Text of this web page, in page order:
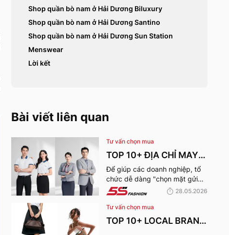
Shop quần bò nam ở Hải Dương Biluxury
Shop quần bò nam ở Hải Dương Santino
Shop quần bò nam ở Hải Dương Sun Station
Menswear
Lời kết
Bài viết liên quan
Tư vấn chọn mua
TOP 10+ ĐỊA CHỈ MAY
ĐỒNG PHỤC CÔNG TY
ĐẸP, UY TÍN NHẤT HIỆN
NAY
Để giúp các doanh nghiệp, tổ
chức dễ dàng "chọn mặt gửi
vàng", hãy cùng 5S Fashion tìm
hiểu những địa chỉ may đồng
phục công ty uy tín, chất lượng
và nhận được nhiều đánh giá
28.05.2026
Tư vấn chọn mua
TOP 10+ LOCAL BRAND